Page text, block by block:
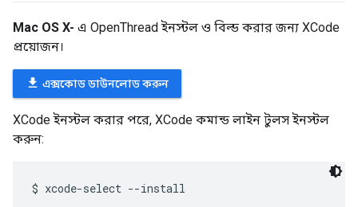
Mac OS X- এ OpenThread ইনস্টল ও বিল্ড করার জন্য XCode
প্রয়োজন।
file_download এক্সকোড ডাউনলোড করুন
XCode ইনস্টল করার পরে, XCode কমান্ড লাইন টুলস ইনস্টল
করুন: